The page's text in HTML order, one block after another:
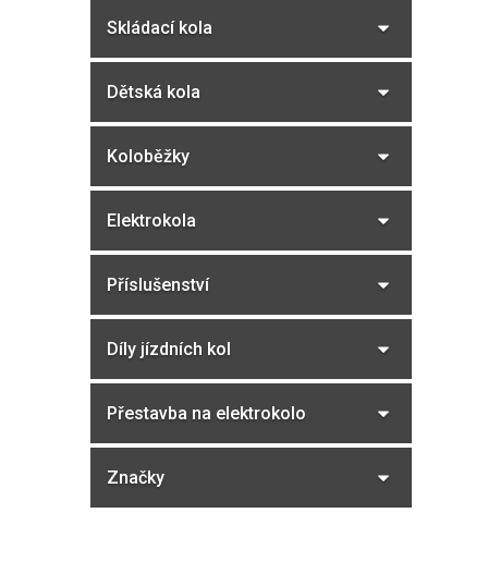
n
p
n
l
Skládací kola
Dětská kola
Koloběžky
Elektrokola
Příslušenství
Díly jízdních kol
Přestavba na elektrokolo
Značky